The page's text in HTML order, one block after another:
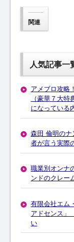
関連
人気記事一
アメブロ攻略
（豪華７大
になっている
森田 倫明のナ
者が言う実際
職業別オンナ
ンドのクレー
有限会社エム
アドセンス
い